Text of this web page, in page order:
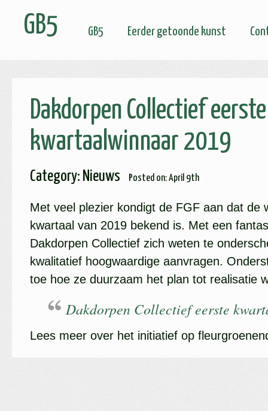
GB5 GB5 Eerder getoonde kunst
Dakdorpen Collectief eerste
kwartaalwinnaar 2019
Category: Nieuws Posted on: April 9th
Met veel plezier kondigt de FGF aan dat de
kwartaal van 2019 bekend is. Met een
Dakdorpen Collectief zich weten te
kwalitatief hoogwaardige aanvragen.
toe hoe ze duurzaam het plan tot realisatie
Dakdorpen Collectief eerste
Lees meer over het initiatief op